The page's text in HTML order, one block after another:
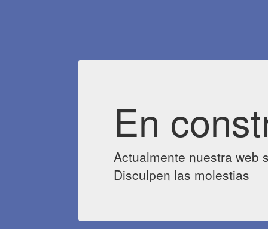
En
Actualmente nuestra web
Disculpen las molestias